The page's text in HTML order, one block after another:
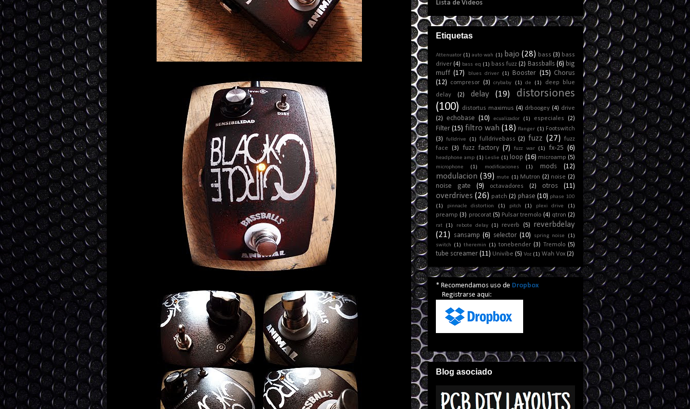
Lista de Videos
Etiquetas
Attenuator (1) auto wah (1) bajo (28) bass (3) bass
driver (4) bass eq (1) bass fuzz (2) Bassballs (6) big
muff (17) blues driver (1) Booster (15) Chorus
(12)
compresor (3) crybaby (1) de (1)
deep blue
delay
(2) delay (19)
distorsiones
(100)
distortus maximus (4) drboogey (4) drive
(2)
echobase (10) ecualizador (1) especiales (2)
Filter (15) filtro wah (18) flanger (1) Footswitch
(3)
fulldrive (1) fulldrivebass (2) fuzz (27) fuzz
face
(3) fuzz factory (7) fuzz war (1) fx-25 (6)
headphone amp (1) Leslie (1) loop (16) microamp (5)
microphone (1) modificaciones (1) mods (12)
modulacion (39) mute (1) Mutron (2) noise (2)
noise gate (9) octavadores (2) otros (11)
overdrives (26) patch (2) phase (10) phase 100
(1)
pinnacle distortion (1) pitch (1) plexi drive (1)
preamp (3) procorat (5) Pulsar tremolo (4) qtron (2)
rat (1) rebote delay (1) reverb (5)
reverbdelay
(21) sansamp (6) selector (10) spring noise
(1)
switch
(1) theremin (1) tonebender (3) Tremolo (5)
tube screamer (11) Univibe (5) Voz (1) Wah Vox (2)
* Recomendamos uso de Dropbox
Registrarse aqui:
Blog asociado